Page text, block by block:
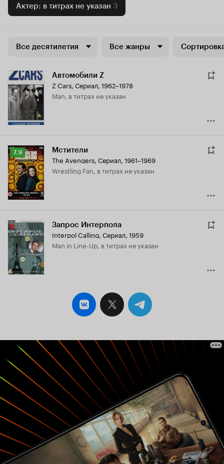
Актер: в титрах не указан 3
Все десятилетия Все жанры
Автомобили Z
Z Cars, Сериал, 1962–1978
Man, в титрах не указан
Рейтинг
Кинопоиска
7.9
7.9 Мстители
The Avengers, Сериал, 1961–1969
Wrestling Fan, в титрах не указан
Запрос Интерпола
Interpol Calling, Сериал, 1959
Man in Line-Up, в титрах не указан